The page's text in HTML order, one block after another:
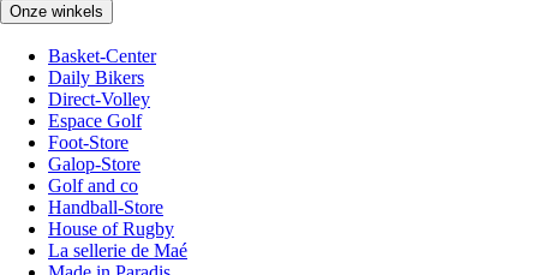
Onze winkels
Basket-Center
Daily Bikers
Direct-Volley
Espace Golf
Foot-Store
Galop-Store
Golf and co
Handball-Store
House of Rugby
La sellerie de Maé